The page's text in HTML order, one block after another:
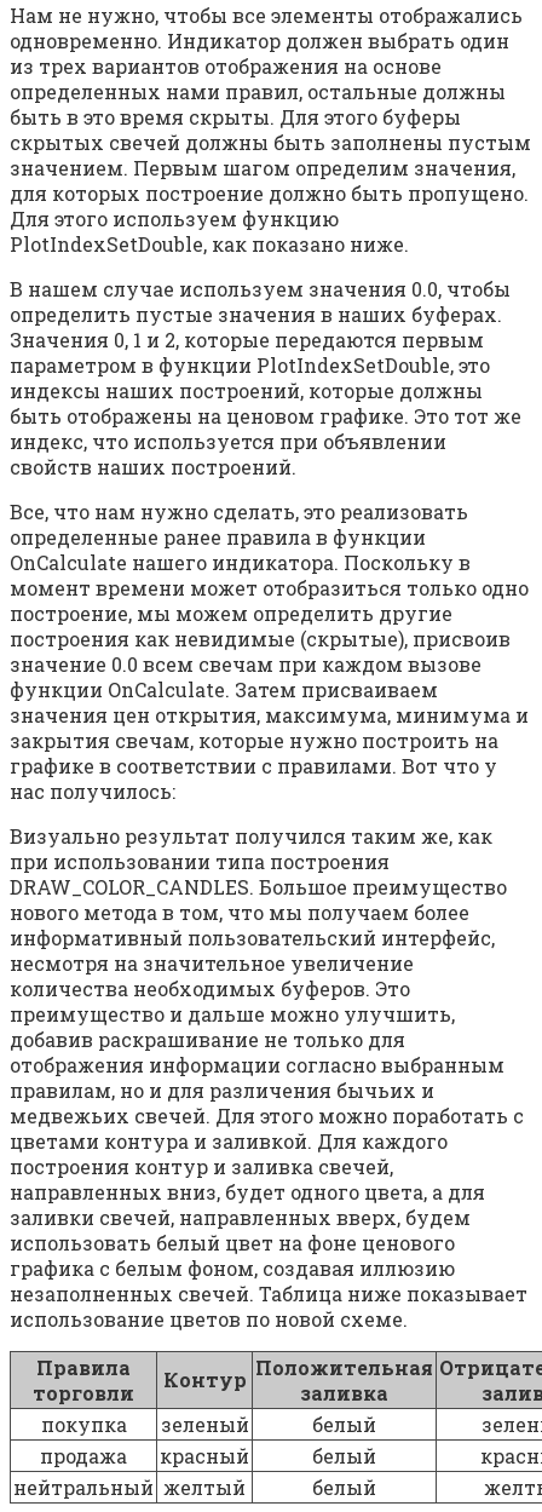
Нам не нужно, чтобы все элементы отображались
одновременно. Индикатор должен выбрать один
из трех вариантов отображения на основе
определенных нами правил, остальные должны
быть в это время скрыты. Для этого буферы
скрытых свечей должны быть заполнены пустым
значением. Первым шагом определим значения,
для которых построение должно быть пропущено.
Для этого используем функцию
PlotIndexSetDouble, как показано ниже.
В нашем случае используем значения 0.0, чтобы
определить пустые значения в наших буферах.
Значения 0, 1 и 2, которые передаются первым
параметром в функции PlotIndexSetDouble, это
индексы наших построений, которые должны
быть отображены на ценовом графике. Это тот же
индекс, что используется при объявлении
свойств наших построений.
Все, что нам нужно сделать, это реализовать
определенные ранее правила в функции
OnCalculate нашего индикатора. Поскольку в
момент времени может отобразиться только одно
построение, мы можем определить другие
построения как невидимые (скрытые), присвоив
значение 0.0 всем свечам при каждом вызове
функции OnCalculate. Затем присваиваем
значения цен открытия, максимума, минимума и
закрытия свечам, которые нужно построить на
графике в соответствии с правилами. Вот что у
нас получилось:
Визуально результат получился таким же, как
при использовании типа построения
DRAW_COLOR_CANDLES. Большое преимущество
нового метода в том, что мы получаем более
информативный пользовательский интерфейс,
несмотря на значительное увеличение
количества необходимых буферов. Это
преимущество и дальше можно улучшить,
добавив раскрашивание не только для
отображения информации согласно выбранным
правилам, но и для различения бычьих и
медвежьих свечей. Для этого можно поработать с
цветами контура и заливкой. Для каждого
построения контур и заливка свечей,
направленных вниз, будет одного цвета, а для
заливки свечей, направленных вверх, будем
использовать белый цвет на фоне ценового
графика с белым фоном, создавая иллюзию
незаполненных свечей. Таблица ниже показывает
использование цветов по новой схеме.
Правила
торговли
Контур Положительная
заливка
покупка
зеленый белый
продажа
красный белый
нейтральный желтый белый